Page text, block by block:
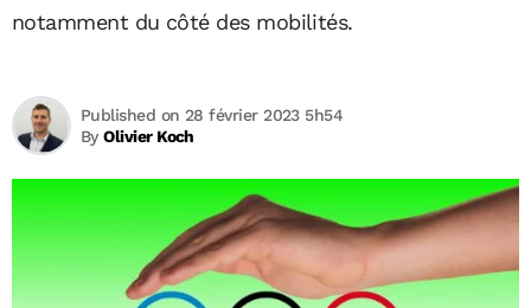
notamment du côté des mobilités.
ByOlivier Koch
Published on 28 février 2023 5h54